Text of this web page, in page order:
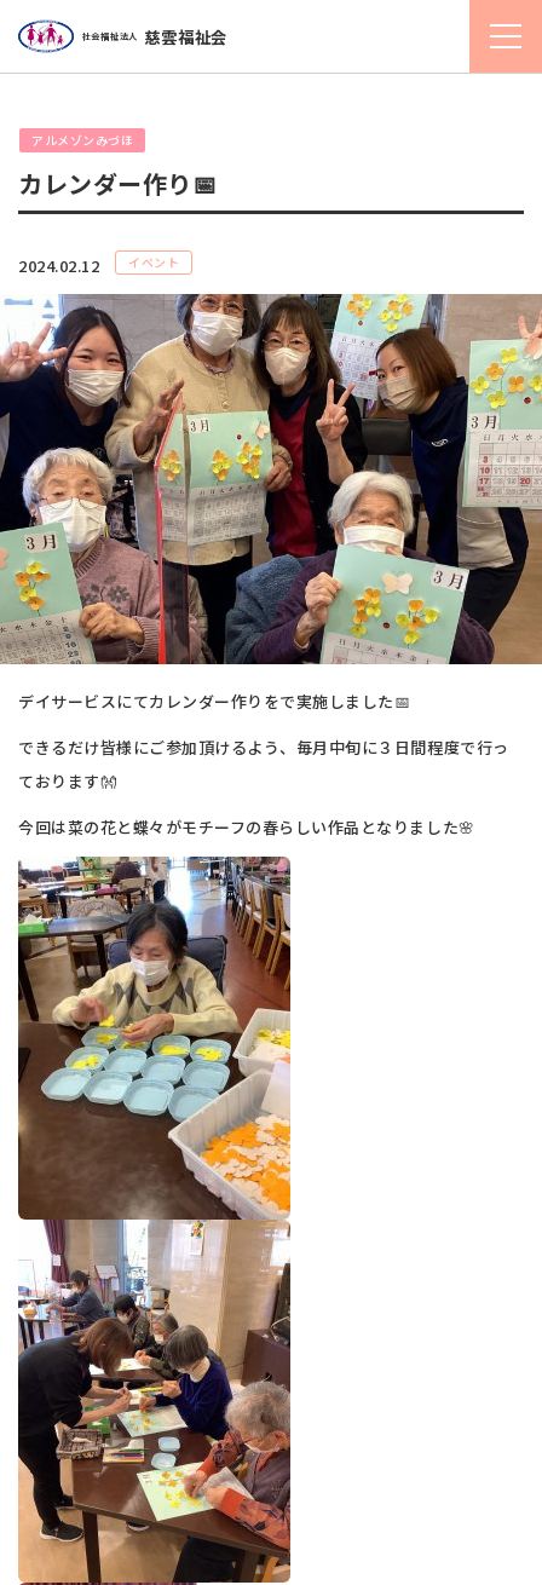
社会福祉法人 慈雲福祉会
アルメゾンみづほ
カレンダー作り📅
2024.02.12 イベント
デイサービスにてカレンダー作りをで実施しました📅
できるだけ皆様にご参加頂けるよう、毎月中旬に３日間程度で行っ
ております👐
今回は菜の花と蝶々がモチーフの春らしい作品となりました🌸